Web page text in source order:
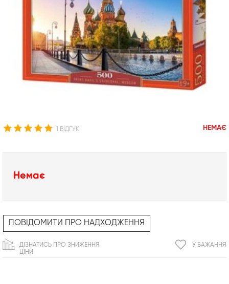
1 ВІДГУК НЕМАЄ
Немає
ПОВІДОМИТИ ПРО НАДХОДЖЕННЯ
У БАЖАННЯ
ДІЗНАТИСЬ ПРО ЗНИЖЕННЯ
ЦІНИ